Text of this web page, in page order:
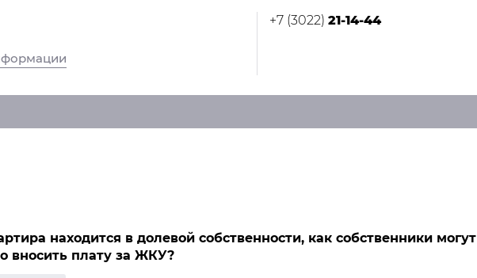
+7 (3022) 21-14-44
находится в долевой собственности, как собственники могут
вносить плату за ЖКУ?